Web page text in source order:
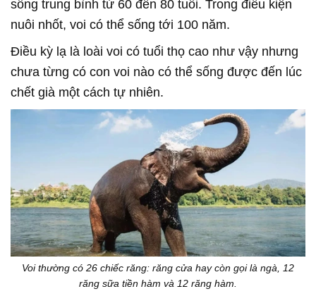
sống trung bình từ 60 đến 80 tuổi. Trong điều kiện
nuôi nhốt, voi có thể sống tới 100 năm.
Điều kỳ lạ là loài voi có tuổi thọ cao như vậy nhưng
chưa từng có con voi nào có thể sống được đến lúc
chết già một cách tự nhiên.
Voi thường có 26 chiếc răng: răng cửa hay còn gọi là ngà, 12
răng sữa tiền hàm và 12 răng hàm.